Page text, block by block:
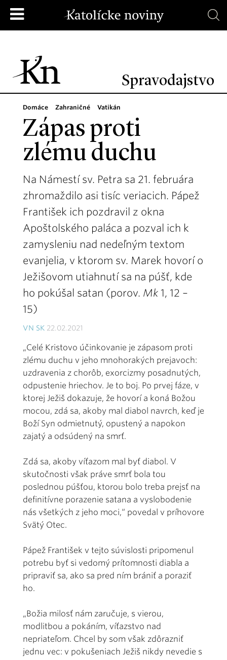
Spravodajstvo
Domáce Zahraničné Vatikán
Zápas proti
zlému duchu
Na Námestí sv. Petra sa 21. febru­ára
zhromaždilo asi tisíc veriacich. Pápež
František ich pozdravil z okna
Apoštolského paláca a pozval ich k
zamysleniu nad nedeľným textom
evanjelia, v ktorom sv. Marek hovorí o
Ježišovom utiahnutí sa na púšť, kde
ho pokúšal satan (porov. Mk 1, 12 –
15)
VN SK 22.02.2021
„Celé Kristovo účinkovanie je zá­pasom proti
zlému duchu v jeho mnohorakých prejavoch:
uzdravenia z chorôb, exorcizmy posadnutých,
odpustenie hriechov. Je to boj. Po prvej fáze, v
ktorej Ježiš dokazuje, že hovorí a koná Božou
mocou, zdá sa, akoby mal diabol navrch, keď je
Boží Syn odmietnutý, opustený a napokon
zajatý a odsú­dený na smrť.
Zdá sa, akoby víťazom mal byť diabol. V
skutočnosti však práve smrť bola tou
poslednou púšťou, ktorou bolo treba prejsť na
definitívne porazenie satana a vyslobodenie
nás všetkých z jeho moci,“ povedal v príhovore
Svätý Otec.
Pápež František v tejto súvislosti pripomenul
potrebu byť si vedomý prítomnosti diabla a
pripraviť sa, ako sa pred ním brániť a poraziť
ho.
„Božia milosť nám zaručuje, s vierou,
modlitbou a pokáním, víťazstvo nad
nepriateľom. Chcel by som však zdôrazniť
jednu vec: v pokušeniach Ježiš nikdy nevedie s